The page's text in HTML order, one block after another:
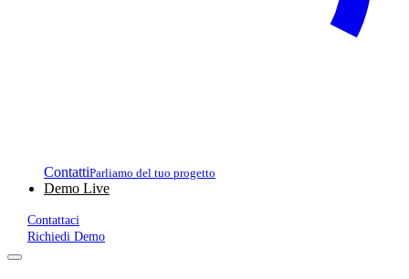
ContattiParliamo del tuo progetto
Demo Live
Contattaci
Richiedi Demo